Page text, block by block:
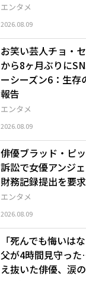
エンタメ
2026.08.09
エンタメ
お笑い芸人チョ・
から8ヶ月ぶりに
ーシーズン6：生存
報告
2026.08.09
エンタメ
俳優ブラッド・ピ
訴訟で女優アンジ
財務記録提出を要求
2026.08.09
「死んでも悔いは
父が4時間見守っ
え抜いた俳優、涙